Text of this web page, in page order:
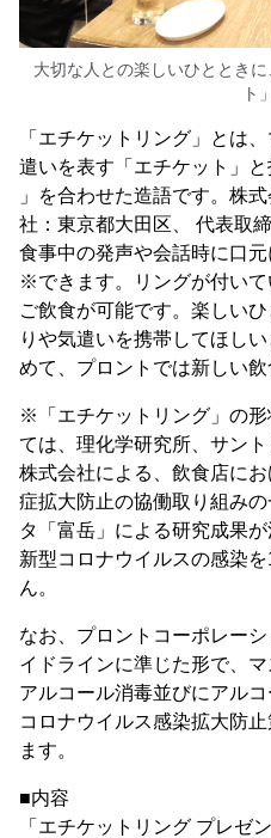
大切な人との楽しいひととき
ト
「エチケットリング」とは
遣いを表す「エチケット」
」を合わせた造語です。株
社：東京都大田区、 代表取
食事中の発声や会話時に口
※できます。リングが付いて
ご飲食が可能です。楽しい
りや気遣いを携帯してほし
めて、プロントでは新しい飲
※「エチケットリング」の
ては、理化学研究所、サン
株式会社による、飲食店に
症拡大防止の協働取り組み
タ「富岳」による研究成果
新型コロナウイルスの感染
ん。
なお、プロントコーポレー
イドラインに準じた形で、
アルコール消毒並びにアル
コロナウイルス感染拡大防
ます。
■内容
「エチケットリング プレゼ